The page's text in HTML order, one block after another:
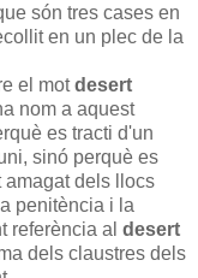
són tres cases en
en un plec de la
el motdesert
nom a aquest
es tracti d'un
sinó perquè es
dels llocs
penitència i la
referència al desert
dels claustres dels